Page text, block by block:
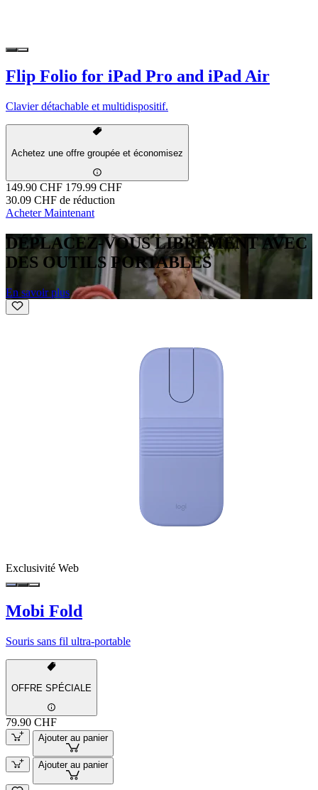
Flip Folio for iPad Pro and iPad Air
Clavier détachable et multidispositif.
Achetez une offre groupée et économisez
149.90 CHF 179.99 CHF
30.09 CHF de réduction
Acheter Maintenant
DÉPLACEZ-VOUS LIBREMENT AVEC
DES OUTILS PORTABLES
En savoir plus
Exclusivité Web
Mobi Fold
Souris sans fil ultra-portable
OFFRE SPÉCIALE
79.90 CHF
Ajouter au panier
Ajouter au panier